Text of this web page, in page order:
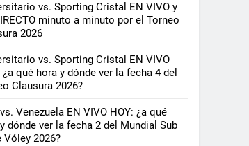
vs. Sporting Cristal EN VIVO y
minuto a minuto por el Torneo
2026
vs. Sporting Cristal EN VIVO
¿a qué hora y dónde ver la fecha 4 del
Clausura 2026?
Venezuela EN VIVO HOY: ¿a qué
dónde ver la fecha 2 del Mundial Sub
Vóley 2026?